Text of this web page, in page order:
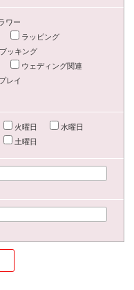
ワー
ラッピング
ッキング
ウェディング関連
レイ
火曜日
水曜日
土曜日